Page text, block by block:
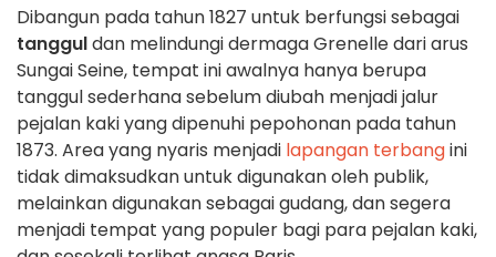
Dibangun pada tahun 1827 untuk berfungsi sebagai
tangguldan melindungi dermaga Grenelle dari arus
Sungai Seine, tempat ini awalnya hanya berupa
tanggul sederhana sebelum diubah menjadi jalur
pejalan kaki yang dipenuhi pepohonan pada tahun
1873. Area yang nyaris menjadi lapangan terbangini
tidak dimaksudkan untuk digunakan oleh publik,
melainkan digunakan sebagai gudang, dan segera
menjadi tempat yang populer bagi para pejalan kaki,